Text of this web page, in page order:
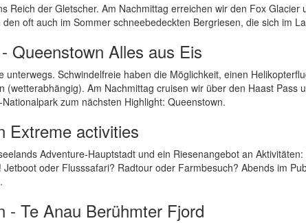
Reich der Gletscher. Am Nachmittag erreichen wir den Fox Glacier
oft auch im Sommer schneebedeckten Bergriesen, die sich im
Queenstown Alles aus Eis
unterwegs. Schwindelfreie haben die Möglichkeit, einen
(wetterabhängig). Am Nachmittag cruisen wir über den Haast Pass
zum nächsten Highlight: Queenstown.
Extreme activities
Adventure-Hauptstadt und ein Riesenangebot an
oder Flusssafari? Radtour oder Farmbesuch? Abends im
- Te Anau Berühmter Fjord